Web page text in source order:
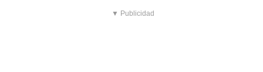
▼ Publicidad